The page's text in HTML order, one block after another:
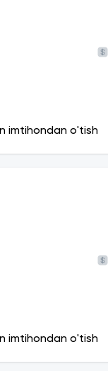
imtihondan o'tish
imtihondan o'tish